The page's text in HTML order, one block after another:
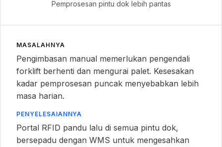
Pemprosesan pintu dok lebih pantas
MASALAHNYA
Pengimbasan manual memerlukan pengendali
forklift berhenti dan mengurai palet. Kesesakan
kadar pemprosesan puncak menyebabkan lebih
masa harian.
PENYELESAIANNYA
Portal RFID pandu lalu di semua pintu dok,
bersepadu dengan WMS untuk mengesahkan